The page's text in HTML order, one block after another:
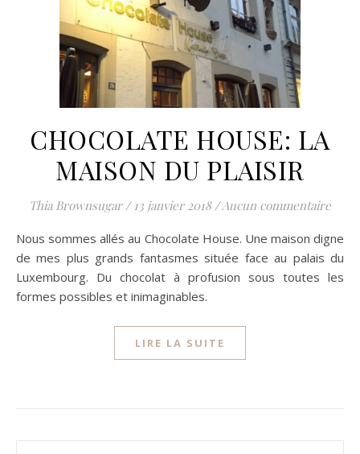
CHOCOLATE HOUSE: LA
MAISON DU PLAISIR
Thia Brownsugar / 13 janvier 2018 /Aucun commentaire
Nous sommes allés au Chocolate House. Une maison digne
de mes plus grands fantasmes située face au palais du
Luxembourg. Du chocolat à profusion sous toutes les
formes possibles et inimaginables.
LIRE LA SUITE